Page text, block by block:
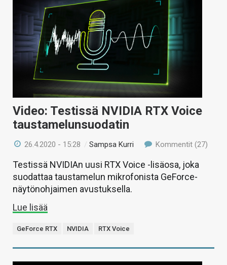
Video: Testissä NVIDIA RTX Voice
taustamelunsuodatin
26.4.2020 - 15:28 /Sampsa Kurri Kommentit (27)
Testissä NVIDIAn uusi RTX Voice -lisäosa, joka
suodattaa taustamelun mikrofonista GeForce-
näytönohjaimen avustuksella.
Lue lisää
GeForce RTX NVIDIA RTX Voice